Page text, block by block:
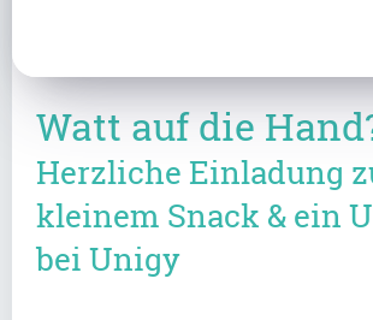
Watt auf die
Herzliche Einladung
kleinem Snack & ein
bei Unigy